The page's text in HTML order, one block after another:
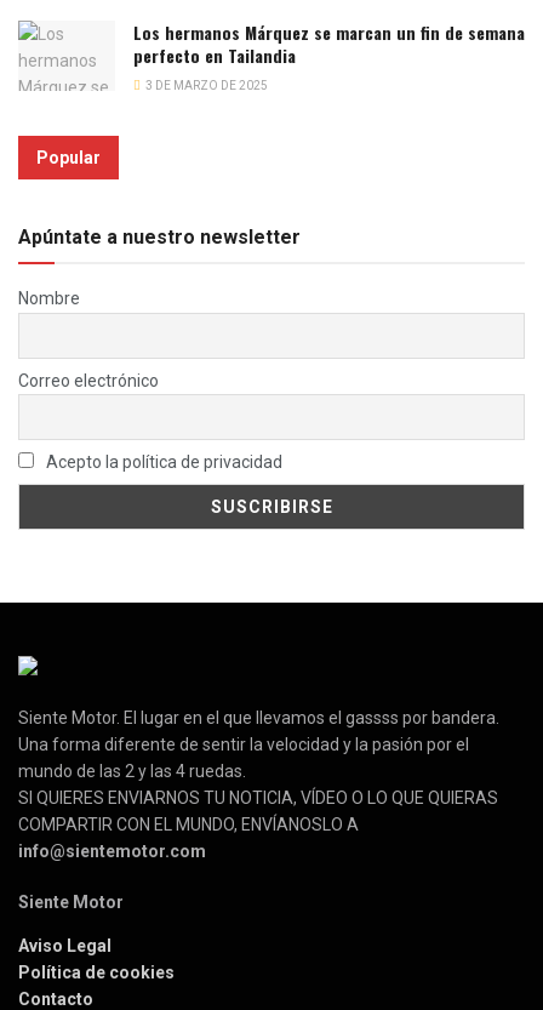
Los hermanos Márquez se marcan un fin de semana
perfecto en Tailandia
3 DE MARZO DE 2025
Popular
Apúntate a nuestro newsletter
Nombre
Correo electrónico
Acepto la política de privacidad
Siente Motor. El lugar en el que llevamos el gassss por bandera.
Una forma diferente de sentir la velocidad y la pasión por el
mundo de las 2 y las 4 ruedas.
SI QUIERES ENVIARNOS TU NOTICIA, VÍDEO O LO QUE QUIERAS
COMPARTIR CON EL MUNDO, ENVÍANOSLO A
info@sientemotor.com
Siente Motor
Aviso Legal
Política de cookies
Contacto